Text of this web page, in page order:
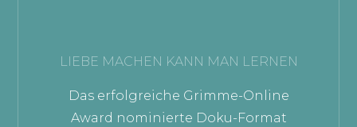
LIEBE MACHEN KANN MAN LERNEN
Das erfolgreiche Grimme-Online
Award nominierte Doku-Format